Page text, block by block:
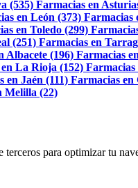
(535) Farmacias en
en León (373) Farmacias
en Toledo (299)
(251) Farmacias en
Albacete (196) Farmacias
La Rioja (152) Farmacias
en Jaén (111) Farmacias en
Melilla (22)
para optimizar tu